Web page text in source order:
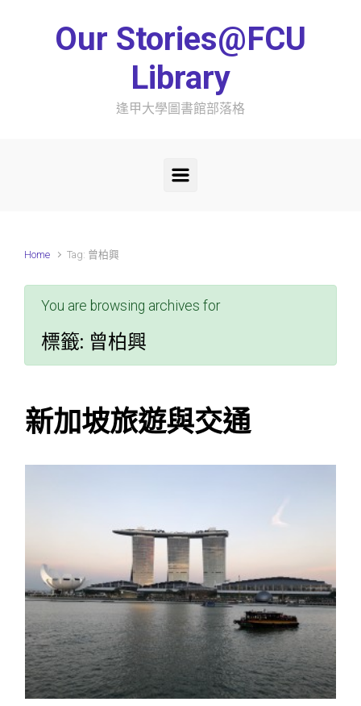
Our Stories@FCU
Library
逢甲大學圖書館部落格
Home Tag: 曾柏興
You are browsing archives for
標籤: 曾柏興
新加坡旅遊與交通